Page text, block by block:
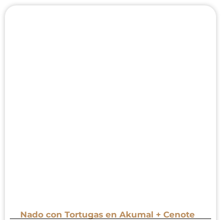
Nado con Tortugas en Akumal + Cenote